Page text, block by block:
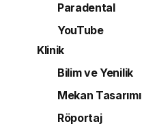
Paradental
YouTube
Klinik
Bilim ve Yenilik
Mekan Tasarımı
Röportaj